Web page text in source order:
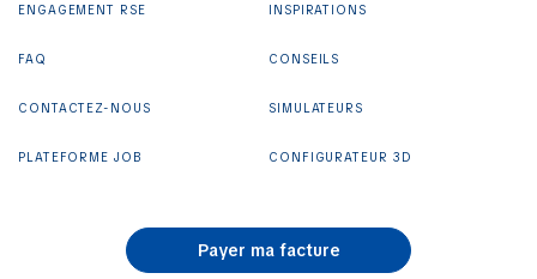
ENGAGEMENT RSE
FAQ
CONTACTEZ-NOUS
PLATEFORME JOB
INSPIRATIONS
CONSEILS
SIMULATEURS
CONFIGURATEUR 3D
Payer ma facture